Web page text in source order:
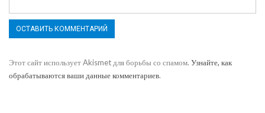
Этот сайт использует Akismet для борьбы со спамом. Узнайте, как
обрабатываются ваши данные комментариев.